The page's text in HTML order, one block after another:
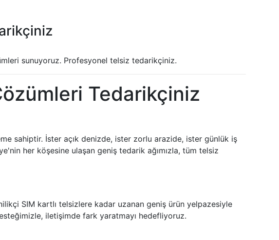
sunuyoruz. Profesyonel telsiz tedarikçiniz.
Tedarikçiniz
sahiptir. İster açık denizde, ister zorlu arazide, ister günlük iş
her köşesine ulaşan geniş tedarik ağımızla, tüm telsiz
SIM kartlı telsizlere kadar uzanan geniş ürün yelpazesiyle
iletişimde fark yaratmayı hedefliyoruz.